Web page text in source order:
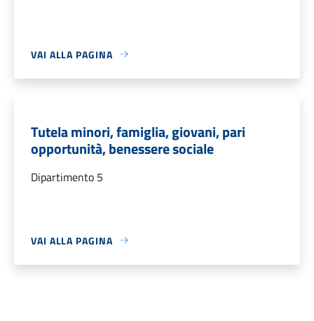
VAI ALLA PAGINA
Tutela minori, famiglia, giovani, pari
opportunità, benessere sociale
Dipartimento 5
VAI ALLA PAGINA